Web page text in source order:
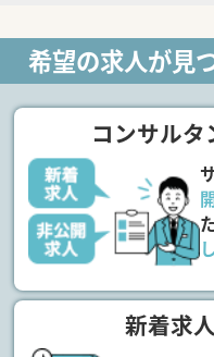
希望の求人が見
コンサル
新着求